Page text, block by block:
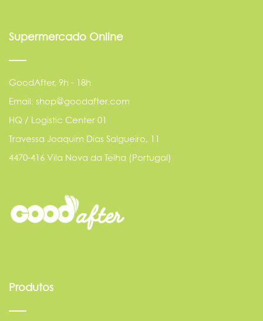
Supermercado Online
GoodAfter, 9h - 18h
Email: shop@goodafter.com
HQ / Logistic Center 01
Travessa Joaquim Dias Salgueiro, 11
4470-416 Vila Nova da Telha (Portugal)
Produtos